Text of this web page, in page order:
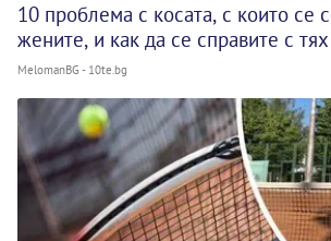
10 проблема с косата, с които се
жените, и как да се справите с тях
MelomanBG - 10te.bg